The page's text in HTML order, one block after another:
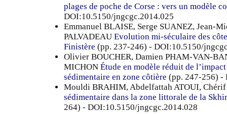
plages de poche de Corse : vers un modèle
DOI:10.5150/jngcgc.2014.025
Emmanuel BLAISE, Serge SUANEZ, Jean-
PALVADEAU Evolution mi-séculaire des
Finistère (pp. 237-246) - DOI:10.5150/
Olivier BOUCHER, Damien PHAM-VAN-
MICHON Étude en modèle réduit de
sédimentaire en zone côtière (pp. 247-256) -
Mouldi BRAHIM, Abdelfattah ATOUI,
sédimentaire dans la zone littorale de la
264) - DOI:10.5150/jngcgc.2014.028